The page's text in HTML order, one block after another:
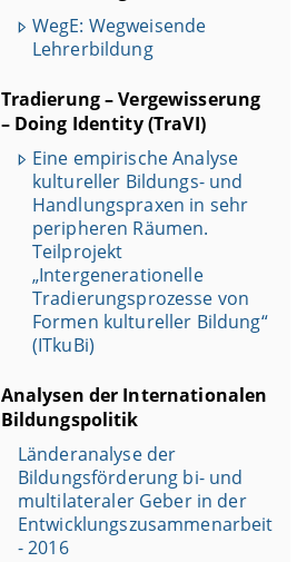
WegE: Wegweisende
Lehrerbildung
Tradierung – Vergewisserung
– Doing Identity (TraVI)
Eine empirische Analyse
kultureller Bildungs- und
Handlungspraxen in sehr
peripheren Räumen.
Teilprojekt
„Intergenerationelle
Tradierungsprozesse von
Formen kultureller Bildung“
(ITkuBi)
Analysen der Internationalen
Bildungspolitik
Länderanalyse der
Bildungsförderung bi- und
multilateraler Geber in der
Entwicklungszusammenarbeit
- 2016